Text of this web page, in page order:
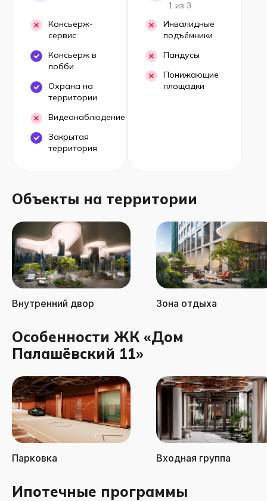
Консьерж-
сервис
Консьерж в
лобби
Охрана на
территории
Видеонаблюдение
Закрытая
территория
1 из 3
Инвалидные
подъёмники
Пандусы
Понижающие
площадки
Объекты на территории
Внутренний двор Зона отдыха
Особенности ЖК «Дом
Палашёвский 11»
Парковка Входная группа
Ипотечные программы